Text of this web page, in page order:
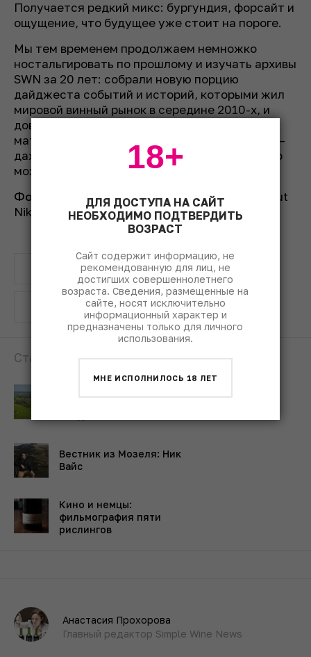
Получается редкий микс: бургундия, форсайт и
ощущение, что будущее уже стоит на пороге.
Мы тем временем продолжаем немножко
ностальгировать по прошлому и изучать архивы
SWN за 20 лет: собрали новую порцию
дайджеста событий и историй, которыми жил
мировой винный рынок в середине 2010-х, и
довели до сотни рейтинг наших лучших
материалов за всю историю издания. С ними –
даже с самыми «выдержанными» – уже скоро
можно будет знакомиться на swn.ru.
Фото на обложке:© Katja Hasenöhrl / Weingut
Nik Weis.
Simple Wine News SWN 20
instagram
Статьи по теме:
Вестник из Мозеля: Ник
Вайс
Кино и немцы:
фильмография пяти
рислингов
Анастасия Прохорова
Главный редактор Simple Wine News
ДЛЯ ДОСТУПА НА САЙТ
НЕОБХОДИМО ПОДТВЕРДИТЬ
ВОЗРАСТ
Сайт содержит информацию, не
рекомендованную для лиц, не
достигших совершеннолетнего
возраста. Сведения, размещенные на
сайте, носят исключительно
информационный характер и
предназначены только для личного
использования.
МНЕ ИСПОЛНИЛОСЬ 18 ЛЕТ
18+